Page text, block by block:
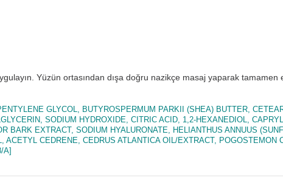
Yüzün ortasından dışa doğru nazikçe masaj yaparak tamamen
GLYCOL, BUTYROSPERMUM PARKII (SHEA) BUTTER,
SODIUM HYDROXIDE, CITRIC ACID, 1,2-HEXANEDIOL,
BARK EXTRACT, SODIUM HYALURONATE, HELIANTHUS ANNUUS
CEDRENE, CEDRUS ATLANTICA OIL/EXTRACT, POGOSTEMON
A]